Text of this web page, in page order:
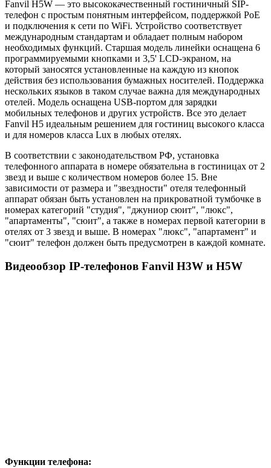
Fanvil H5W — это высококачественный гостиничный SIP-
телефон с простым понятным интерфейсом, поддержкой PoE
и подключения к сети по WiFi. Устройство соответствует
международным стандартам и обладает полным набором
необходимых функций. Старшая модель линейки оснащена 6
программируемыми кнопками и 3,5' LCD-экраном, на
который заносятся установленные на каждую из кнопок
действия без использования бумажных носителей. Поддержка
нескольких языков в таком случае важна для международных
отелей. Модель оснащена USB-портом для зарядки
мобильных телефонов и других устройств. Все это делает
Fanvil H5 идеальным решением для гостиниц высокого класса
и для номеров класса Lux в любых отелях.
В соответствии с законодательством РФ, установка
телефонного аппарата в номере обязательна в гостиницах от 2
звезд и выше с количеством номеров более 15. Вне
зависимости от размера и "звездности" отеля телефонный
аппарат обязан быть установлен на прикроватной тумбочке в
номерах категорий "студия", "джуниор сюит", "люкс",
"апартаменты", "сюит", а также в номерах первой категории в
отелях от 3 звезд и выше. В номерах "люкс", "апартамент" и
"сюит" телефон должен быть предусмотрен в каждой комнате.
Видеообзор IP-телефонов Fanvil H3W и H5W
Функции телефона: